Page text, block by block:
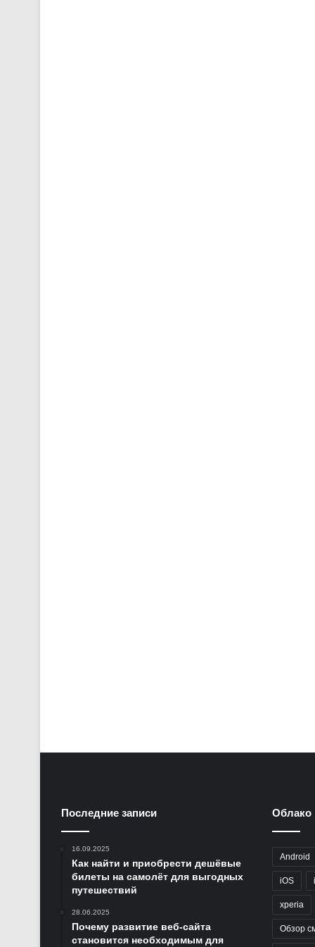
Последние записи
16.09.2025
Как найти и приобрести дешёвые
билеты на самолёт для выгодных
путешествий
28.06.2025
Почему развитие веб-сайта
становится необходимым для
Облако
Android
iOS
xperia
Обзор